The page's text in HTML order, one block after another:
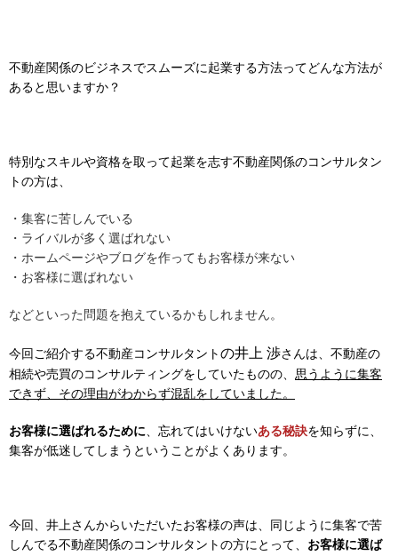
不動産関係のビジネスでスムーズに起業する方法ってどんな方法が
あると思いますか？
特別なスキルや資格を取って起業を志す不動産関係のコンサルタン
トの方は、
・集客に苦しんでいる
・ライバルが多く選ばれない
・ホームページやブログを作ってもお客様が来ない
・お客様に選ばれない
などといった問題を抱えているかもしれません。
今回ご紹介する不動産コンサルタントの井上 渉さんは、不動産の
相続や売買のコンサルティングをしていたものの、 思うように集客
できず、その理由がわからず混乱をしていました。
お客様に選ばれるために 、忘れてはいけないある秘訣を知らずに、
集客が低迷してしまうということがよくあります。
今回、井上さんからいただいたお客様の声は、同じように集客で苦
しんでる不動産関係のコンサルタントの方にとって、 お客様に選ば